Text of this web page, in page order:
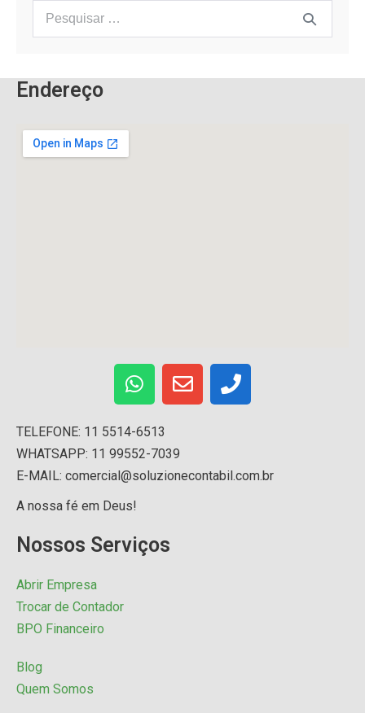
Endereço
TELEFONE: 11 5514-6513
WHATSAPP: 11 99552-7039
E-MAIL: comercial@soluzionecontabil.com.br
A nossa fé em Deus!
Nossos Serviços
Abrir Empresa
Trocar de Contador
BPO Financeiro
Blog
Quem Somos